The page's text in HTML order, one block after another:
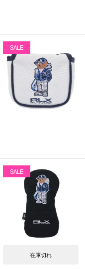
SALE
SALE
在庫切れ